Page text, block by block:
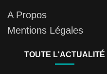
A Propos
Mentions Légales
TOUTE L'ACTUALITÉ